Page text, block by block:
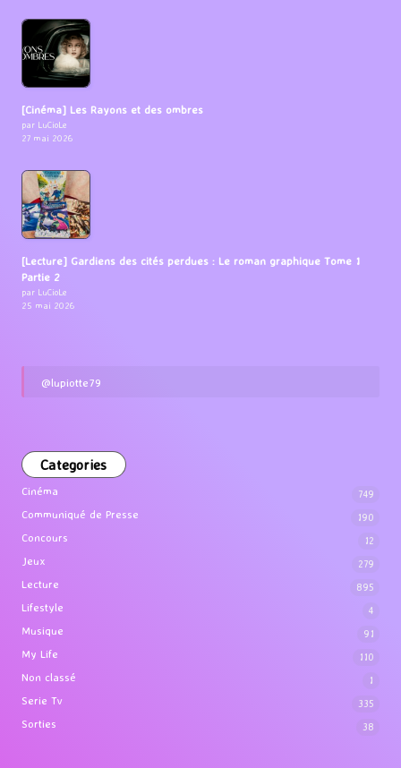
[Cinéma] Les Rayons et des ombres
par LuCioLe
27 mai 2026
[Lecture] Gardiens des cités perdues : Le roman graphique Tome 1
Partie 2
par LuCioLe
25 mai 2026
@lupiotte79
Categories
Cinéma 749
Communiqué de Presse 190
Concours 12
Jeux 279
Lecture 895
Lifestyle 4
Musique 91
My Life 110
Non classé 1
Serie Tv 335
Sorties 38